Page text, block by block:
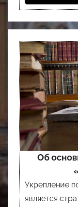
Об
Укрепление
является